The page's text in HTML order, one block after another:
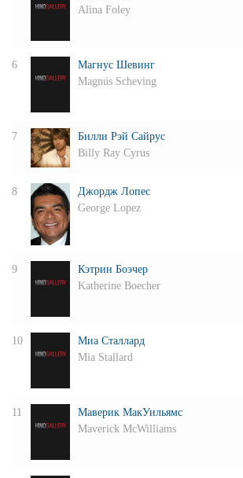
Alina Foley
6
Магнус Шевинг
Magnús Scheving
7
Билли Рэй Сайрус
Billy Ray Cyrus
8
Джордж Лопес
George Lopez
9
Кэтрин Боэчер
Katherine Boecher
10
Миа Сталлард
Mia Stallard
11
Маверик МакУильямс
Maverick McWilliams